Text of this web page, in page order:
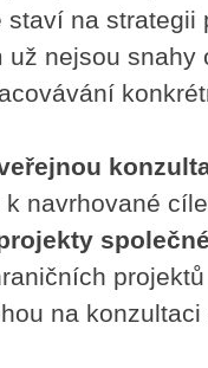
na strategii
nejsou snahy
navrhované
na